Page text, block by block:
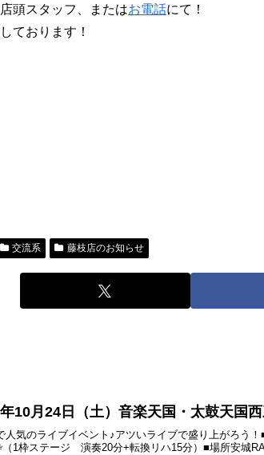
頭スタッフ、またはお電話にて！
ております！
交流系 藤枝店のお知らせ
年10月24日（土）音楽天国・太鼓天国
人気のライブイベント♪アツいライブで盛り上がろう
（1枠ステージ 演奏20分+転換リハ15分）■場所安城